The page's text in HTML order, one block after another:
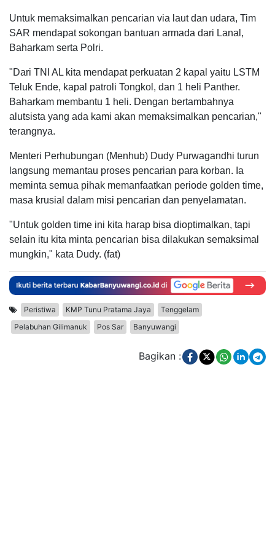
Untuk memaksimalkan pencarian via laut dan udara, Tim
SAR mendapat sokongan bantuan armada dari Lanal,
Baharkam serta Polri.
"Dari TNI AL kita mendapat perkuatan 2 kapal yaitu LSTM
Teluk Ende, kapal patroli Tongkol, dan 1 heli Panther.
Baharkam membantu 1 heli. Dengan bertambahnya
alutsista yang ada kami akan memaksimalkan pencarian,"
terangnya.
Menteri Perhubungan (Menhub) Dudy Purwagandhi turun
langsung memantau proses pencarian para korban. Ia
meminta semua pihak memanfaatkan periode golden time,
masa krusial dalam misi pencarian dan penyelamatan.
"Untuk golden time ini kita harap bisa dioptimalkan, tapi
selain itu kita minta pencarian bisa dilakukan semaksimal
mungkin," kata Dudy. (fat)
Peristiwa KMP Tunu Pratama Jaya
Tenggelam
Pelabuhan Gilimanuk
Pos Sar Banyuwangi
Bagikan :